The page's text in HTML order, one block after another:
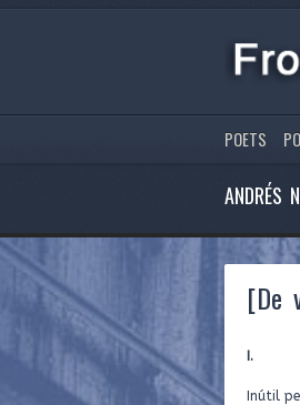
POETS
ANDRÉS
[De
I.
Inútil